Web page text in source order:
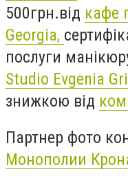
500грн.від кафе
Georgia,
послуги
Studio Evgenia
знижкою від
Партнер фото
Монополии